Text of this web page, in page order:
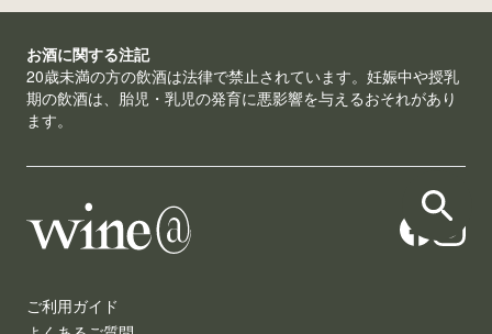
お酒に関する注記
20歳未満の方の飲酒は法律で禁止されています。妊娠中や授乳
期の飲酒は、胎児・乳児の発育に悪影響を与えるおそれがあり
ます。
ご利用ガイド